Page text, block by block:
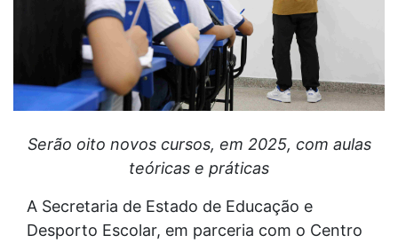
Serão oito novos cursos, em 2025, com aulas
teóricas e práticas
A Secretaria de Estado de Educação e
Desporto Escolar, em parceria com o Centro